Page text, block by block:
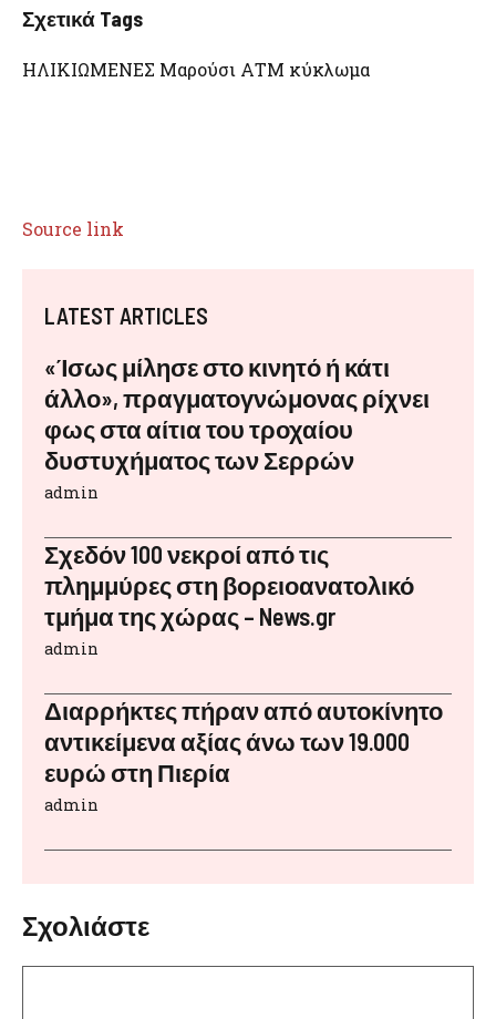
Σχετικά Tags
ΗΛΙΚΙΩΜΕΝΕΣ Μαρούσι ΑΤΜ κύκλωμα
Source link
LATEST ARTICLES
«Ίσως μίλησε στο κινητό ή κάτι
άλλο», πραγματογνώμονας ρίχνει
φως στα αίτια του τροχαίου
δυστυχήματος των Σερρών
admin
Σχεδόν 100 νεκροί από τις
πλημμύρες στη βορειοανατολικό
τμήμα της χώρας – News.gr
admin
Διαρρήκτες πήραν από αυτοκίνητο
αντικείμενα αξίας άνω των 19.000
ευρώ στη Πιερία
admin
Σχολιάστε